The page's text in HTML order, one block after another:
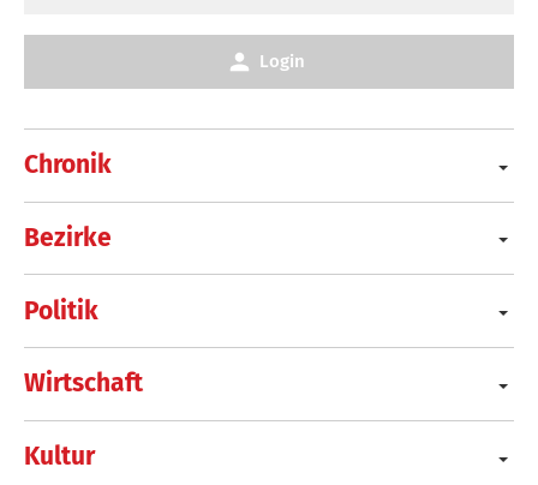
Chronik
Bezirke
Politik
Wirtschaft
Kultur
Login